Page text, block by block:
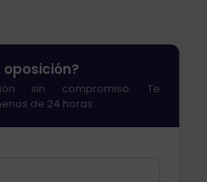
sin compromiso. Te
de 24 horas.